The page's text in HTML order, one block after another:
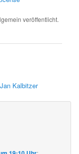
veröffentlicht.
Kalbitzer